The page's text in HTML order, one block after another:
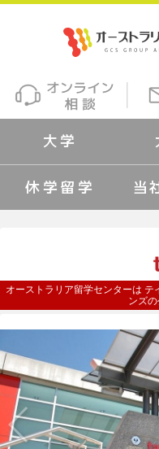
大学
休学留学 当
オーストラリア留学センターは
ンズ